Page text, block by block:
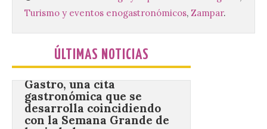
Turismo y eventos enogastronómicos, Zampar.
ÚLTIMAS NOTICIAS
Gastro, una cita
gastronómica que se
con la Semana Grande de
la ciudad.
10 Ago 2026